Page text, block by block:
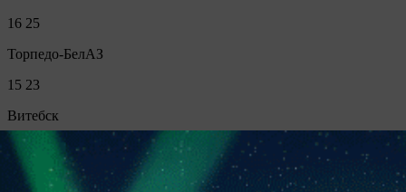
16 25
Торпедо-БелАЗ
15 23
Витебск
Неман